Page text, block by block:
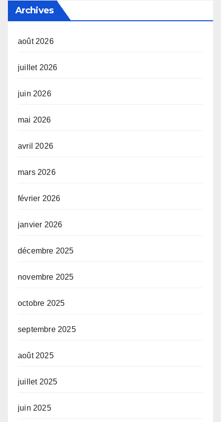
Archives
août 2026
juillet 2026
juin 2026
mai 2026
avril 2026
mars 2026
février 2026
janvier 2026
décembre 2025
novembre 2025
octobre 2025
septembre 2025
août 2025
juillet 2025
juin 2025